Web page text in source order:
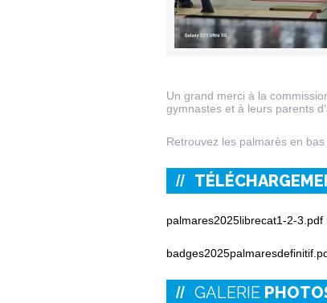
Un grand merci à la
gymnastes et à leurs parents
Retrouvez les palmarès en
palmares2025librecat1-2-3.pdf
GALERIE